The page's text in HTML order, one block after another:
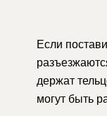
Если
держат
могут быть